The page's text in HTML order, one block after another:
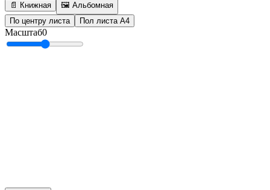
📄 Книжная
🖼️ Альбомная
По центру листа
Пол листа А4
Масштаб0